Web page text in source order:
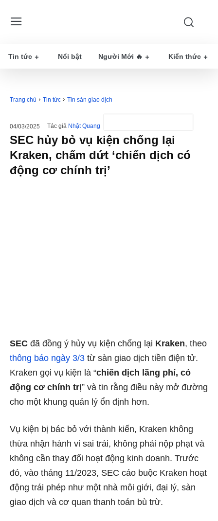
Tin tức Nổi bật Người Mới 🔥 Kiến thức
Trang chủ Tin tức Tin sàn giao dịch
04/03/2025 Tác giả Nhật Quang
SEC hủy bỏ vụ kiện chống lại
Kraken, chấm dứt ‘chiến dịch có
động cơ chính trị’
SEC đã đồng ý hủy vụ kiện chống lại Kraken, theo
thông báo ngày 3/3 từ sàn giao dịch tiền điện tử.
Kraken gọi vụ kiện là “chiến dịch lãng phí, có
động cơ chính trị” và tin rằng điều này mở đường
cho một khung quản lý ổn định hơn.
Vụ kiện bị bác bỏ với thành kiến, Kraken không
thừa nhận hành vi sai trái, không phải nộp phạt và
không cần thay đổi hoạt động kinh doanh. Trước
đó, vào tháng 11/2023, SEC cáo buộc Kraken hoạt
động trái phép như một nhà môi giới, đại lý, sàn
giao dịch và cơ quan thanh toán bù trừ.